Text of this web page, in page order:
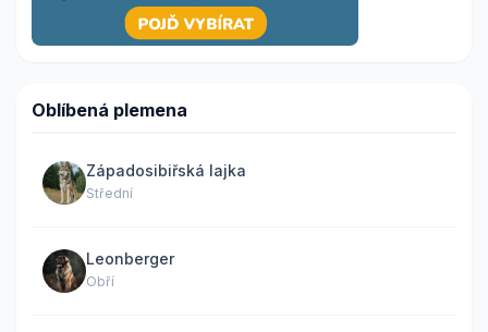
Oblíbená plemena
Západosibiřská lajka
Střední
Leonberger
Obří